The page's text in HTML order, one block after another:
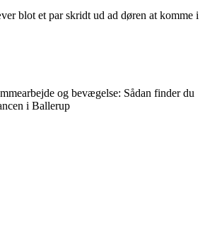
blot et par skridt ud ad døren at komme i
og bevægelse: Sådan finder du
i Ballerup